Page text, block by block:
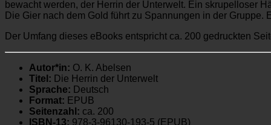
bewacht werden, der Herrin der Unterwelt. Ein skrupelloser
Die Gier nach dem Gold führt zu Spannungen in der
Der Umfang dieses eBooks entspricht ca. 200 gedruckten
Autor*in: O. K. Abelsen
Titel: Die Herrin der Unterwelt
Sprache: Deutsch
Format: EPUB
Seitenzahl: ca. 200
ISBN-13: 978-3-96130-193-5 (EPUB)